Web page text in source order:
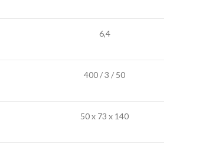
6,4
400 / 3 / 50
50 x 73 x 140